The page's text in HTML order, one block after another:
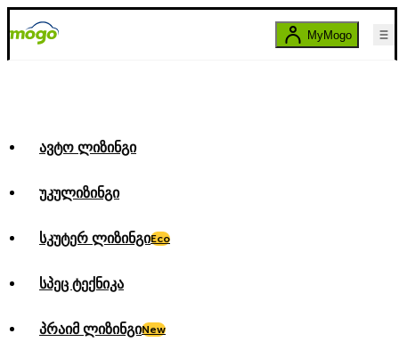
MyMogo
ავტო ლიზინგი
უკულიზინგი
სკუტერ ლიზინგიEco
სპეც ტექნიკა
პრაიმ ლიზინგიNew